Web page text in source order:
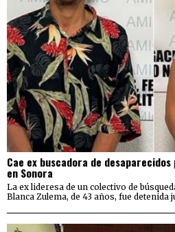
Cae ex buscadora de
en Sonora
La ex lideresa de un colectivo de
Blanca Zulema, de 43 años, fue detenida